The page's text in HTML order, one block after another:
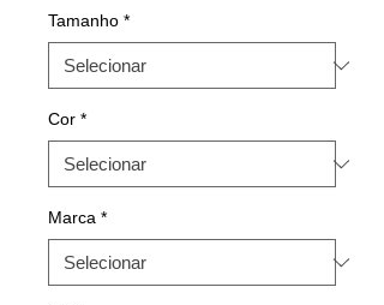
Tamanho *
Cor *
Marca *